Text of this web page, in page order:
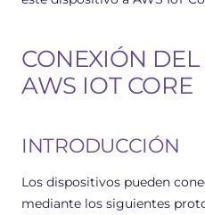
CONEXIÓN
AWS IOT CORE
INTRODUCCIÓN
Los dispositivos pueden
mediante los siguientes